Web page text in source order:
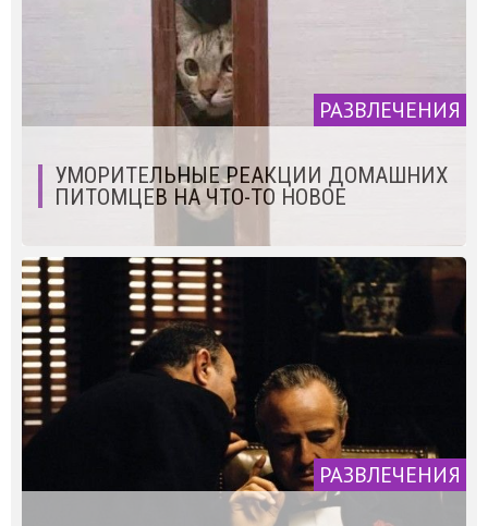
РАЗВЛЕЧЕНИЯ
УМОРИТЕЛЬНЫЕ РЕАКЦИИ ДОМАШНИХ
ПИТОМЦЕВ НА ЧТО-ТО НОВОЕ
РАЗВЛЕЧЕНИЯ